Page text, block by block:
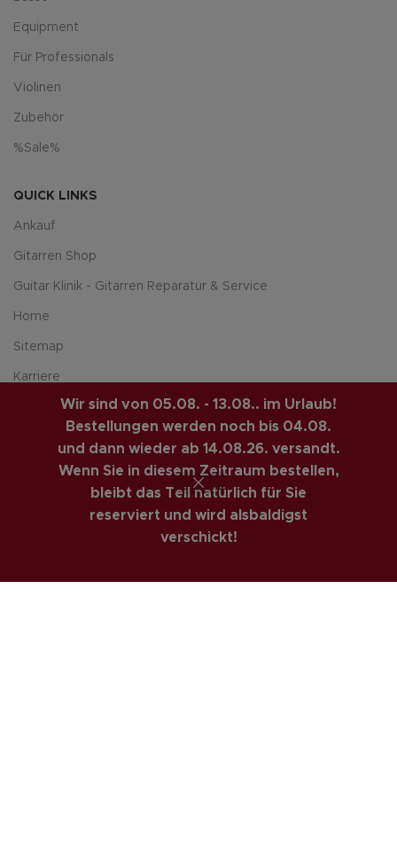
Wir sind von 05.08. - 13.08.. im Urlaub!
Bestellungen werden noch bis 04.08.
und dann wieder ab 14.08.26. versandt.
Wenn Sie in diesem Zeitraum bestellen,
bleibt das Teil natürlich für Sie
reserviert und wird alsbaldigst
verschickt!
Equipment
Für Professionals
Violinen
Zubehör
%Sale%
QUICK LINKS
Ankauf
Gitarren Shop
Guitar Klinik - Gitarren Reparatur & Service
Home
Sitemap
Karriere
Über uns
RECHTLICHES